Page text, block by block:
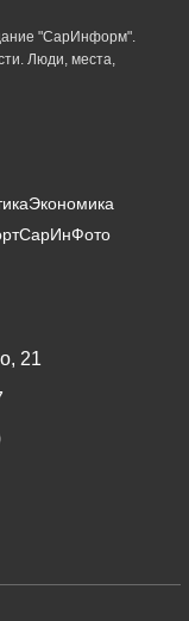
"СарИнформ".
Люди, места,
Экономика
СарИнФото
21